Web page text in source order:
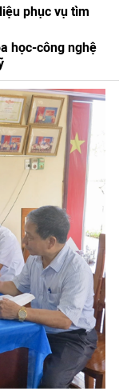
phục vụ tìm
học-công nghệ